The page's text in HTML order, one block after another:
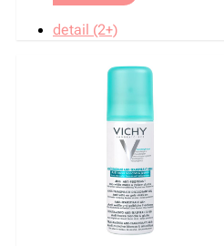
detail (2+)